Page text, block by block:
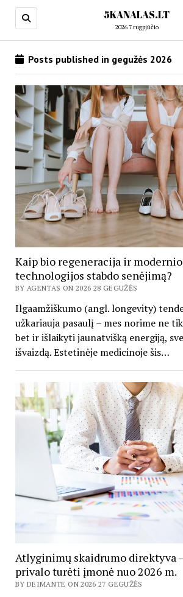
5KANALAS.LT
2026 7 rugpjūčio
Posts published in gegužės 2026
Kaip bio regeneracija ir
technologijos stabdo senėjimą?
BY AGENTAS ON 2026 28 GEGUŽĖS
Ilgaamžiškumo (angl. longevity)
užkariauja pasaulį – mes norime ne
bet ir išlaikyti jaunatvišką energiją,
išvaizdą. Estetinėje medicinoje šis…
Atlyginimų skaidrumo direktyva
privalo turėti įmonė nuo 2026 m.
BY DEIMANTE ON 2026 27 GEGUŽĖS